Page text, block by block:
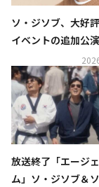
ソ・ジソブ、大好
イベントの追加公
放送終了「エージ
ム 」ソ・ジソブ＆